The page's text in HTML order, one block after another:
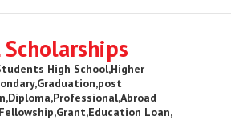
Scholarships
High School,Higher
Loan,